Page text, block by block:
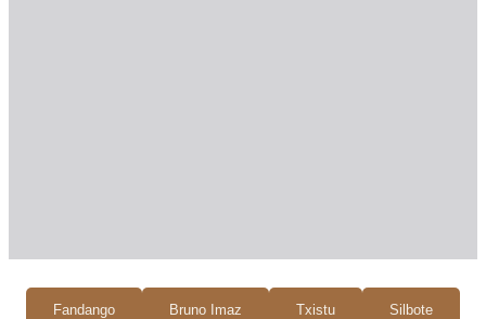
Fandango Bruno Imaz Txistu Silbote